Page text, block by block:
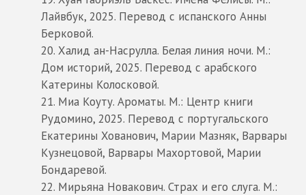
Лайвбук, 2025. Перевод с испанского Анны
Берковой.
20. Халид ан-Насрулла. Белая линия ночи. М.:
Дом историй, 2025. Перевод с арабского
Катерины Колосковой.
21. Миа Коуту. Ароматы. М.: Центр книги
Рудомино, 2025. Перевод с португальского
Екатерины Хованович, Марии Мазняк, Варвары
Кузнецовой, Варвары Махортовой, Марии
Бондаревой.
22. Мирьяна Новакович. Страх и его слуга. М.: